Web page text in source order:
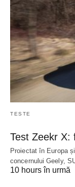
TESTE
Test Zeekr X:
Proiectat în Europa
concernului Geely,
10 hours în urmă